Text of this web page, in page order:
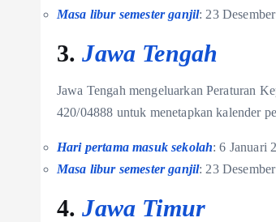
Masa libur semester ganjil: 23
3.Jawa Tengah
Jawa Tengah mengeluarkan Peraturan
420/04888 untuk menetapkan kalender
Hari pertama masuk sekolah: 6 Januari
Masa libur semester ganjil: 23
4.Jawa Timur